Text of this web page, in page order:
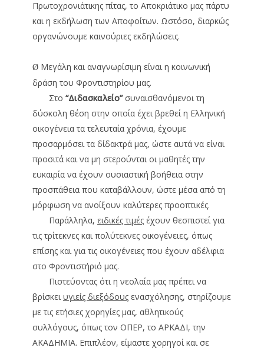
Πρωτοχρονιάτικης πίτας, το Αποκριάτικο μας πάρτυ
και η εκδήλωση των Αποφοίτων. Ωστόσο, διαρκώς
οργανώνουμε καινούριες εκδηλώσεις.
Ø Μεγάλη και αναγνωρίσιμη είναι η κοινωνική
δράση του Φροντιστηρίου μας.
Στο “Διδασκαλείo”συναισθανόμενοι τη
δύσκολη θέση στην οποία έχει βρεθεί η Ελληνική
οικογένεια τα τελευταία χρόνια, έχουμε
προσαρμόσει τα δίδακτρά μας, ώστε αυτά να είναι
προσιτά και να μη στερούνται οι μαθητές την
ευκαιρία να έχουν ουσιαστική βοήθεια στην
προσπάθεια που καταβάλλουν, ώστε μέσα από τη
μόρφωση να ανοίξουν καλύτερες προοπτικές.
Παράλληλα, ειδικές τιμές έχουν θεσπιστεί για
τις τρίτεκνες και πολύτεκνες οικογένειες, όπως
επίσης και για τις οικογένειες που έχουν αδέλφια
στο Φροντιστήριό μας.
Πιστεύοντας ότι η νεολαία μας πρέπει να
βρίσκει υγιείς διεξόδους ενασχόλησης, στηρίζουμε
με τις ετήσιες χορηγίες μας, αθλητικούς
συλλόγους, όπως τον ΟΠΕΡ, το ΑΡΚΑΔΙ, την
ΑΚΑΔΗΜΙΑ. Επιπλέον, είμαστε χορηγοί και σε